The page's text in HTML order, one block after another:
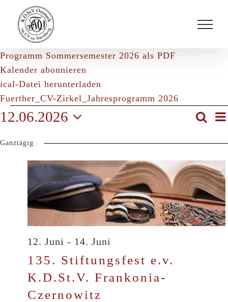
Inhalt
springen
Programm Sommersemester 2026 als PDF
Kalender abonnieren
ical-Datei herunterladen
Fuerther_CV-Zirkel_Jahresprogramm 2026
Veranstaltungen
12.
Juni
und
Suche
Tag
12.06.2026
wählen.
Ganztägig
135. Stiftungsfest e.v.
K.D.St.V. Frankonia-
Czernowitz
12. Juni - 14. Juni